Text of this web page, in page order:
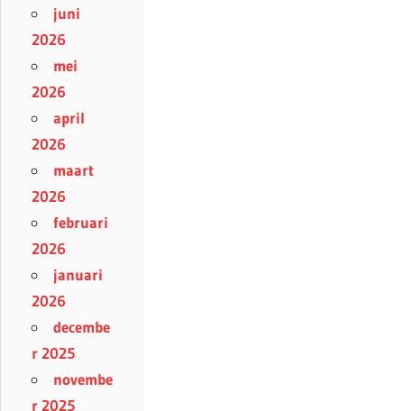
juni
2026
mei
2026
april
2026
maart
2026
februari
2026
januari
2026
decembe
r 2025
novembe
r 2025